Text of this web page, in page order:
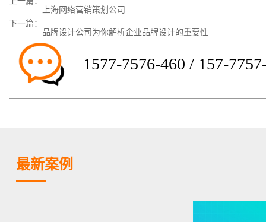
上一篇： 上海网络营销策划公司
下一篇：品牌设计公司为你解析企业品牌设计的重要性
1577-7576-460 / 157-
最新案例